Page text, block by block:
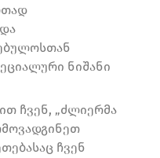
ნიშანი
ჩვენ, „ძლიერმა
ჩვენ